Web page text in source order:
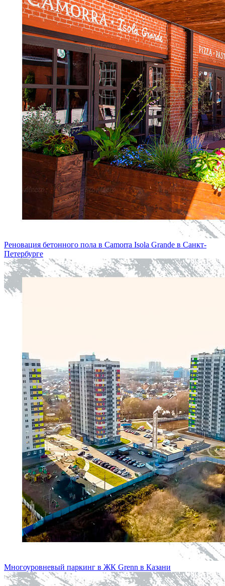
Реновация бетонного пола в Camorra Isola Grande в Санкт-
Петербургe
Многоуровневый паркинг в ЖК Grenn в Казани